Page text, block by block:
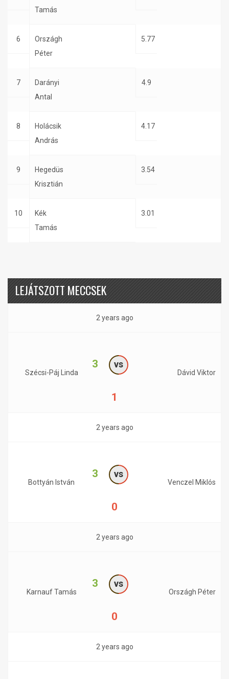
Tamás
6
Országh
Péter
5.77
7
Darányi
Antal
4.9
8
Holácsik
András
4.17
9
Hegedüs
Krisztián
3.54
10
Kék
Tamás
3.01
LEJÁTSZOTT MECCSEK
2 years ago
Szécsi-Páj Linda
3 vs
1
Dávid Viktor
2 years ago
Bottyán István
3 vs
0
Venczel Miklós
2 years ago
Karnauf Tamás
3 vs
0
Országh Péter
2 years ago